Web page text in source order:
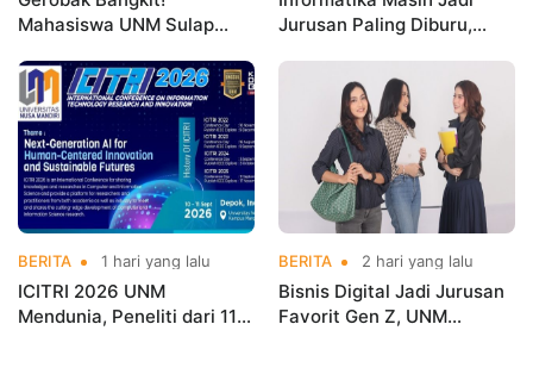
Mahasiswa UNM Sulap
Menarik dan Laris
Jurusan Paling Diburu,
hingga Cyber Security
BERITA 1 hari yang lalu
ICITRI 2026 UNM
Mendunia, Peneliti dari 11
BERITA 2 hari yang lalu
Bisnis Digital Jadi Jurusan
Favorit Gen Z, UNM